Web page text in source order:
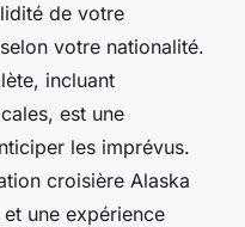
de votre
votre nationalité.
incluant
est une
les imprévus.
croisière Alaska
une expérience